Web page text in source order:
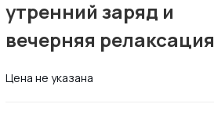
утренний заряд и
вечерняя релаксация
Цена не указана